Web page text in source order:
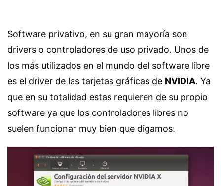
Software privativo, en su gran mayoría son
drivers o controladores de uso privado. Unos de
los más utilizados en el mundo del software libre
es el driver de las tarjetas gráficas de NVIDIA. Ya
que en su totalidad estas requieren de su propio
software ya que los controladores libres no
suelen funcionar muy bien que digamos.